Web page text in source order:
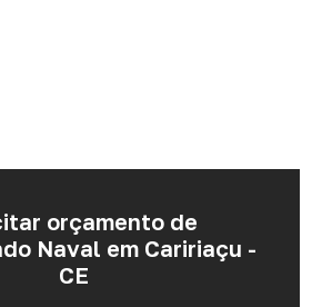
orçamento de
Naval em Caririaçu -
CE